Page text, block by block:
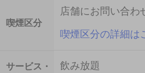
喫煙区分
店舗にお問い合わ
喫煙区分の詳細は
サービス・
飲み放題